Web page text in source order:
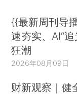
{{最新周刊导
速夯实、AI“
狂潮
2026年08月09日
财新观察｜健